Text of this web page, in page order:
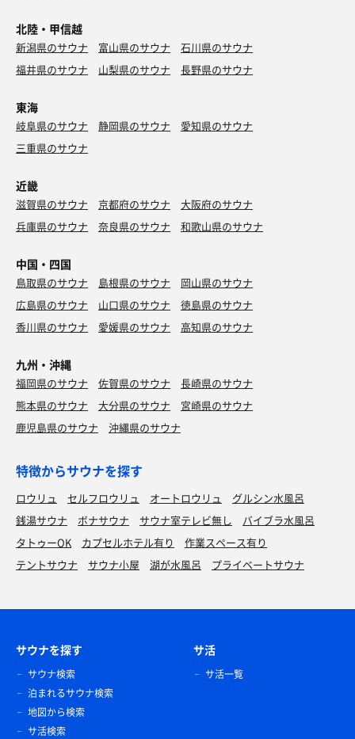
北陸・甲信越
新潟県のサウナ 富山県のサウナ
石川県のサウナ
福井県のサウナ
山梨県のサウナ 長野県のサウナ
東海
岐阜県のサウナ 静岡県のサウナ
愛知県のサウナ
三重県のサウナ
近畿
滋賀県のサウナ 京都府のサウナ
大阪府のサウナ
兵庫県のサウナ
奈良県のサウナ 和歌山県のサウナ
中国・四国
鳥取県のサウナ 島根県のサウナ
岡山県のサウナ
広島県のサウナ
山口県のサウナ
徳島県のサウナ
香川県のサウナ
愛媛県のサウナ 高知県のサウナ
九州・沖縄
福岡県のサウナ 佐賀県のサウナ
長崎県のサウナ
熊本県のサウナ
大分県のサウナ
宮崎県のサウナ
鹿児島県のサウナ
沖縄県のサウナ
特徴からサウナを探す
ロウリュ セルフロウリュ オートロウリュ
グルシン水風呂
銭湯サウナ
ボナサウナ サウナ室テレビ無し
バイブラ水風呂
タトゥーOK
カプセルホテル有り
作業スペース有り
テントサウナ
サウナ小屋 湖が水風呂 プライベートサウナ
サウナを探す
サウナ検索
泊まれるサウナ検索
地図から検索
サ活検索
サ活
サ活一覧